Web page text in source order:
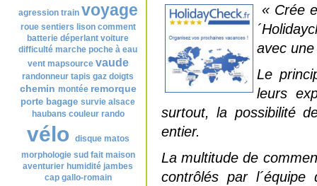
agression train voyage
roue sentiers lison comment
batterie déperlant voiture
difficulté marche poche à eau
vent mapsource vaude
randonneur tapis gaz doigts
chemin montée remorque
porte bagage survie alsace
haubans couleur rando
vélo disque matos
morphologie sud fait maison
aventurier humidité jambes
cap gallo-romain
« Crée
avec
Le
leurs
surtout, la possibilité
entier.
La multitude de
contrôlés par